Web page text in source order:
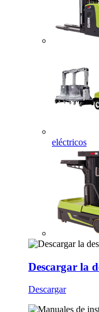
eléctricos
Descargar la
Descargar